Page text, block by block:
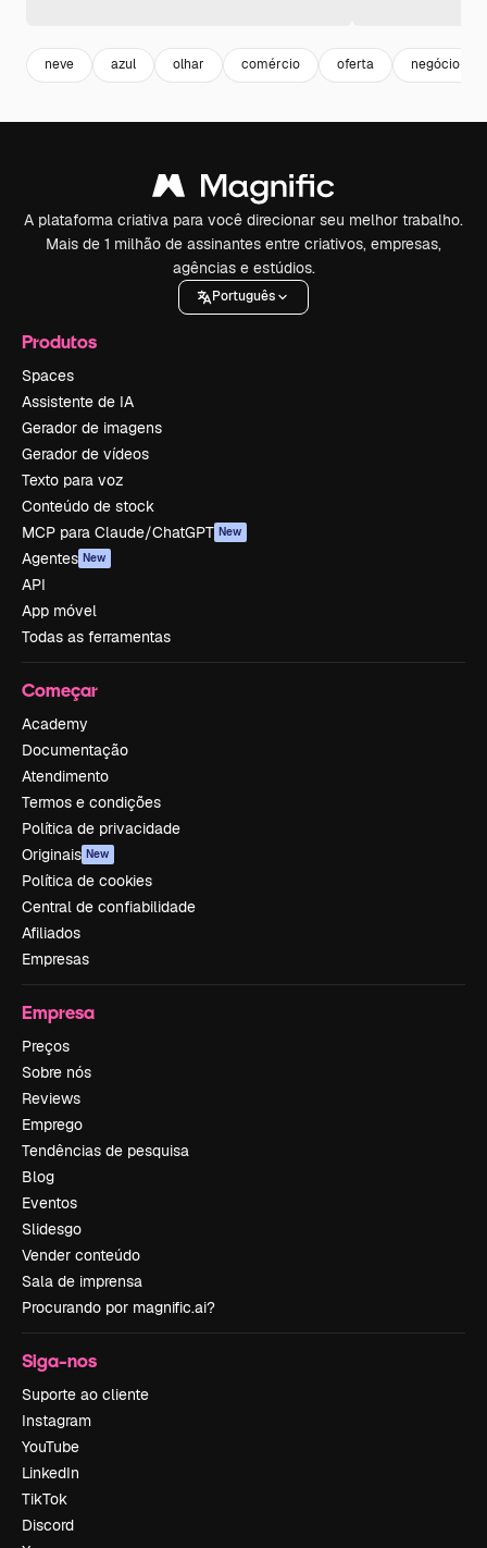
neve azul olhar comércio oferta negócio
A plataforma criativa para você direcionar seu melhor trabalho.
Mais de 1 milhão de assinantes entre criativos, empresas,
agências e estúdios.
Português
Produtos
Spaces
Assistente de IA
Gerador de imagens
Gerador de vídeos
Texto para voz
Conteúdo de stock
MCP para Claude/ChatGPT New
Agentes New
API
App móvel
Todas as ferramentas
Começar
Academy
Documentação
Atendimento
Termos e condições
Política de privacidade
Originais New
Política de cookies
Central de confiabilidade
Afiliados
Empresas
Empresa
Preços
Sobre nós
Reviews
Emprego
Tendências de pesquisa
Blog
Eventos
Slidesgo
Vender conteúdo
Sala de imprensa
Procurando por magnific.ai?
Siga-nos
Suporte ao cliente
Instagram
YouTube
LinkedIn
TikTok
Discord